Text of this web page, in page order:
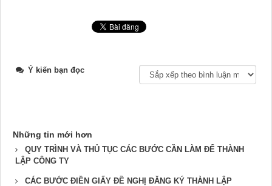
Ý kiến bạn đọc
Những tin mới hơn
QUY TRÌNH VÀ THỦ TỤC CÁC BƯỚC CẦN LÀM ĐỂ THÀNH
LẬP CÔNG TY
CÁC BƯỚC ĐIỀN GIẤY ĐỀ NGHỊ ĐĂNG KÝ THÀNH LẬP